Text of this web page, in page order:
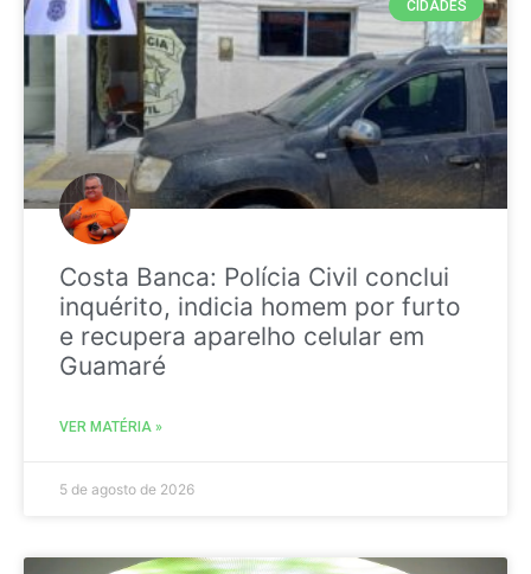
CIDADES
Costa Banca: Polícia Civil conclui
inquérito, indicia homem por furto
e recupera aparelho celular em
Guamaré
VER MATÉRIA »
5 de agosto de 2026